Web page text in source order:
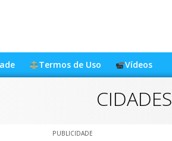
Termos de Uso Vídeos
CIDADES
PUBLICIDADE